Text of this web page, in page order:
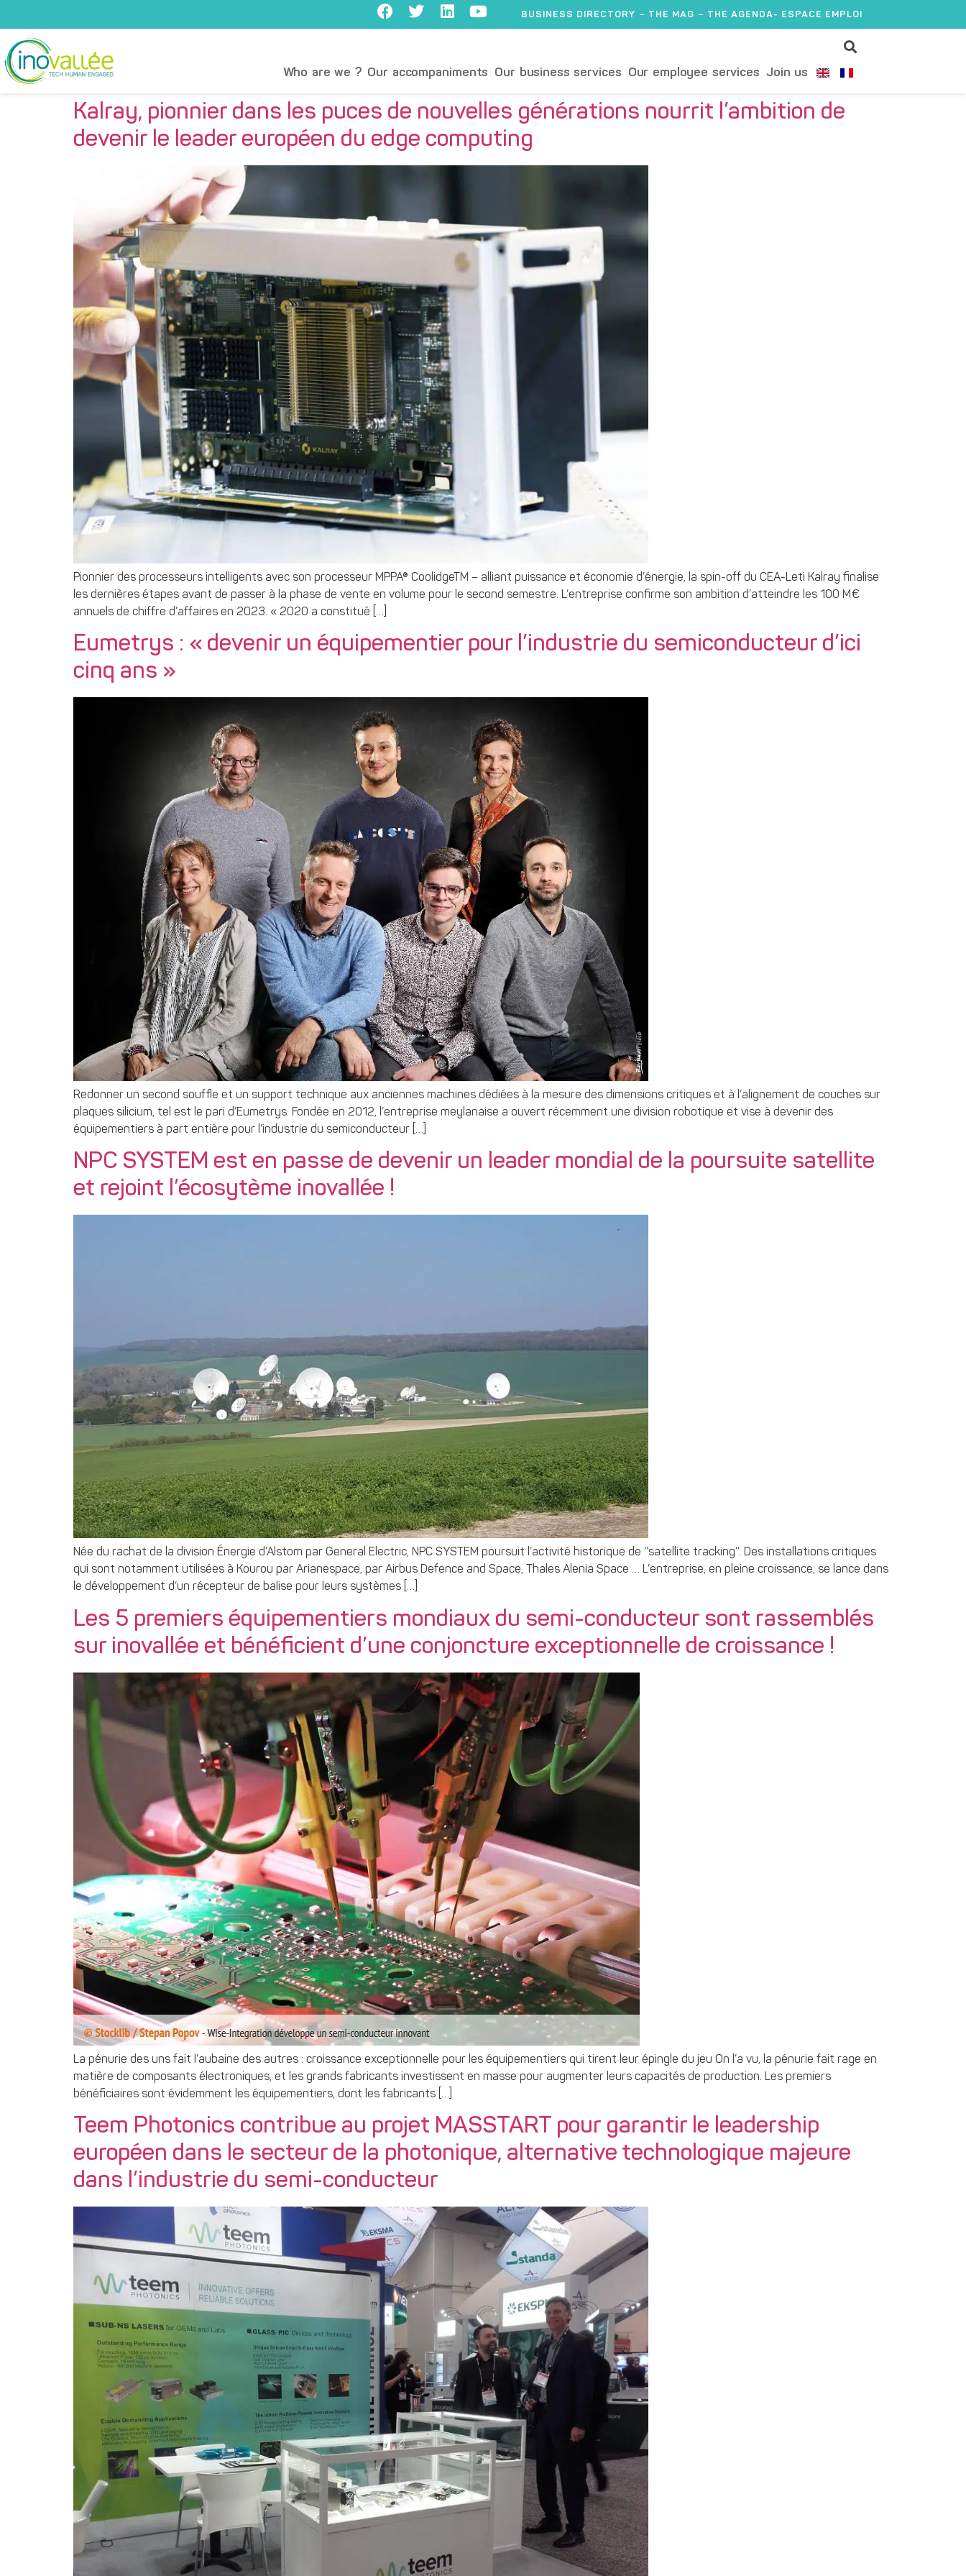
BUSINESS DIRECTORY THE MAG THE AGENDA- ESPACE EMPLOI
Who are we ? Our accompaniments Our business services Our employee services Join us
Kalray, pionnier dans les puces de nouvelles générations nourrit l’ambition de
devenir le leader européen du edge computing
Pionnier des processeurs intelligents avec son processeur MPPA® CoolidgeTM – alliant puissance et économie d’énergie, la spin-off du CEA-Leti Kalray finalise
les dernières étapes avant de passer à la phase de vente en volume pour le second semestre. L’entreprise confirme son ambition d’atteindre les 100 M€
annuels de chiffre d’affaires en 2023. « 2020 a constitué […]
Eumetrys : « devenir un équipementier pour l’industrie du semiconducteur d’ici
cinq ans »
Redonner un second souffle et un support technique aux anciennes machines dédiées à la mesure des dimensions critiques et à l’alignement de couches sur
plaques silicium, tel est le pari d’Eumetrys. Fondée en 2012, l’entreprise meylanaise a ouvert récemment une division robotique et vise à devenir des
équipementiers à part entière pour l’industrie du semiconducteur […]
NPC SYSTEM est en passe de devenir un leader mondial de la poursuite satellite
et rejoint l’écosytème inovallée !
Née du rachat de la division Énergie d’Alstom par General Electric, NPC SYSTEM poursuit l’activité historique de ‘’satellite tracking’’. Des installations critiques
qui sont notamment utilisées à Kourou par Arianespace, par Airbus Defence and Space, Thales Alenia Space … L’entreprise, en pleine croissance, se lance dans
le développement d’un récepteur de balise pour leurs systèmes […]
Les 5 premiers équipementiers mondiaux du semi-conducteur sont rassemblés
sur inovallée et bénéficient d’une conjoncture exceptionnelle de croissance !
La pénurie des uns fait l’aubaine des autres : croissance exceptionnelle pour les équipementiers qui tirent leur épingle du jeu On l’a vu, la pénurie fait rage en
matière de composants électroniques, et les grands fabricants investissent en masse pour augmenter leurs capacités de production. Les premiers
bénéficiaires sont évidemment les équipementiers, dont les fabricants […]
Teem Photonics contribue au projet MASSTART pour garantir le leadership
européen dans le secteur de la photonique, alternative technologique majeure
dans l’industrie du semi-conducteur